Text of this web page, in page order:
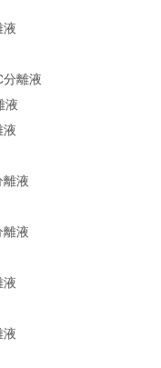
液
分離液
液
液
離液
離液
液
液